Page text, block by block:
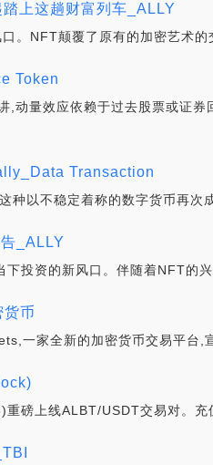
上这趟财富列车_ALLY
。NFT颠覆了原有的加密艺术
Token
动量效应依赖于过去股票或证
Transaction
种以不稳定着称的数字货币再次
_ALLY
投资的新风口。伴随着NFT的
币
家全新的加密货币交易平台,
磅上线ALBT/USDT交易对。